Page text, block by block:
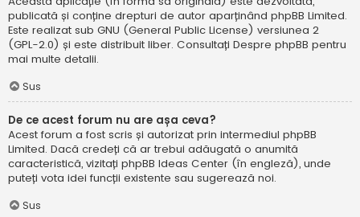
publicată și conține drepturi de autor aparținând phpBB Limited.
Este realizat sub GNU (General Public License) versiunea 2
(GPL-2.0) și este distribuit liber. Consultați Despre phpBB pentru
mai multe detalii.
Sus
De ce acest forum nu are așa ceva?
Acest forum a fost scris și autorizat prin intermediul phpBB
Limited. Dacă credeți că ar trebui adăugată o anumită
caracteristică, vizitați phpBB Ideas Center (în engleză), unde
puteți vota idei funcții existente sau sugerează noi.
Sus